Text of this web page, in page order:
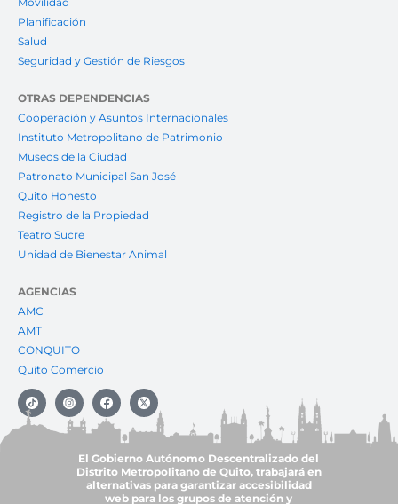
Planificación
Salud
Seguridad y Gestión de Riesgos
OTRAS DEPENDENCIAS
Cooperación y Asuntos Internacionales
Instituto Metropolitano de Patrimonio
Museos de la Ciudad
Patronato Municipal San José
Quito Honesto
Registro de la Propiedad
Teatro Sucre
Unidad de Bienestar Animal
AGENCIAS
AMC
AMT
CONQUITO
Quito Comercio
El Gobierno Autónomo Descentralizado del
Distrito Metropolitano de Quito, trabajará en
alternativas para garantizar accesibilidad
web para los grupos de atención y